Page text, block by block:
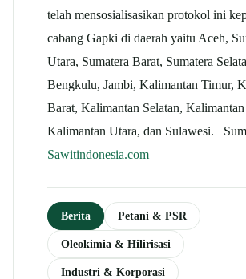
telah mensosialisasikan protokol ini
cabang Gapki di daerah yaitu Aceh,
Utara, Sumatera Barat, Sumatera
Bengkulu, Jambi, Kalimantan Timur,
Barat, Kalimantan Selatan,
Kalimantan Utara, dan Sulawesi.
Sawitindonesia.com
Berita Petani & PSR
Oleokimia & Hilirisasi
Industri & Korporasi